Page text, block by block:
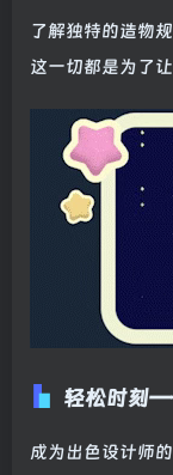
了解独特的造物
这一切都是为了
轻松时刻
成为出色设计师